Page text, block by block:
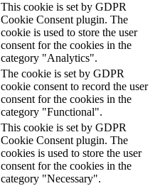
This cookie is set by GDPR
Cookie Consent plugin. The
cookie is used to store the user
consent for the cookies in the
category "Analytics".
The cookie is set by GDPR
cookie consent to record the user
consent for the cookies in the
category "Functional".
This cookie is set by GDPR
Cookie Consent plugin. The
cookies is used to store the user
consent for the cookies in the
category "Necessary".